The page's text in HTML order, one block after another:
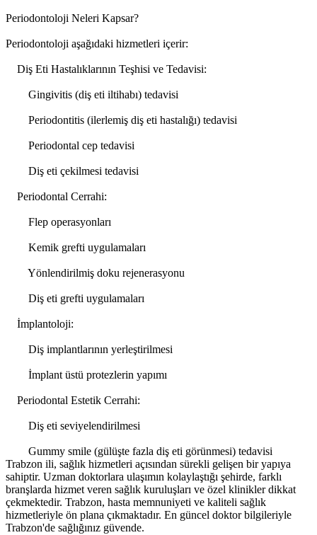
Periodontoloji Neleri Kapsar?
Periodontoloji aşağıdaki hizmetleri içerir:
Diş Eti Hastalıklarının Teşhisi ve Tedavisi:
Gingivitis (diş eti iltihabı) tedavisi
Periodontitis (ilerlemiş diş eti hastalığı) tedavisi
Periodontal cep tedavisi
Diş eti çekilmesi tedavisi
Periodontal Cerrahi:
Flep operasyonları
Kemik grefti uygulamaları
Yönlendirilmiş doku rejenerasyonu
Diş eti grefti uygulamaları
İmplantoloji:
Diş implantlarının yerleştirilmesi
İmplant üstü protezlerin yapımı
Periodontal Estetik Cerrahi:
Diş eti seviyelendirilmesi
Gummy smile (gülüşte fazla diş eti görünmesi) tedavisi
Trabzon ili, sağlık hizmetleri açısından sürekli gelişen bir yapıya
sahiptir. Uzman doktorlara ulaşımın kolaylaştığı şehirde, farklı
branşlarda hizmet veren sağlık kuruluşları ve özel klinikler dikkat
çekmektedir. Trabzon, hasta memnuniyeti ve kaliteli sağlık
hizmetleriyle ön plana çıkmaktadır. En güncel doktor bilgileriyle
Trabzon'de sağlığınız güvende.